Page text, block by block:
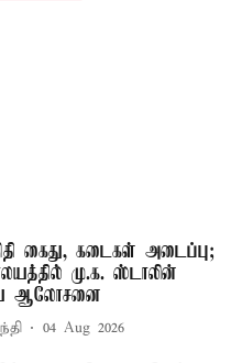
கைது, கடைகள் அடைப்பு;
மு.க. ஸ்டாலின்
ஆலோசனை
04 Aug 2026